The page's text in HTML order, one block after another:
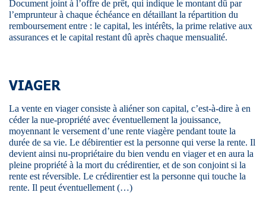
Document joint à l’offre de prêt, qui indique le montant dû par
l’emprunteur à chaque échéance en détaillant la répartition du
remboursement entre : le capital, les intérêts, la prime relative aux
assurances et le capital restant dû après chaque mensualité.
VIAGER
La vente en viager consiste à aliéner son capital, c’est-à-dire à en
céder la nue-propriété avec éventuellement la jouissance,
moyennant le versement d’une rente viagère pendant toute la
durée de sa vie. Le débirentier est la personne qui verse la rente. Il
devient ainsi nu-propriétaire du bien vendu en viager et en aura la
pleine propriété à la mort du crédirentier, et de son conjoint si la
rente est réversible. Le crédirentier est la personne qui touche la
rente. Il peut éventuellement (…)